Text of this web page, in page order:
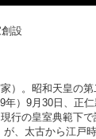
設
）。昭和天皇の第
）9月30日、正
行の皇室典範下
、太古から江戸